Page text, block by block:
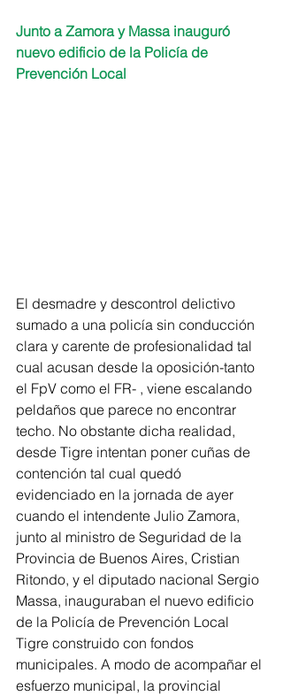
Junto a Zamora y Massa inauguró
nuevo edificio de la Policía de
Prevención Local
El desmadre y descontrol delictivo
sumado a una policía sin conducción
clara y carente de profesionalidad tal
cual acusan desde la oposición-tanto
el FpV como el FR- , viene escalando
peldaños que parece no encontrar
techo. No obstante dicha realidad,
desde Tigre intentan poner cuñas de
contención tal cual quedó
evidenciado en la jornada de ayer
cuando el intendente Julio Zamora,
junto al ministro de Seguridad de la
Provincia de Buenos Aires, Cristian
Ritondo, y el diputado nacional Sergio
Massa, inauguraban el nuevo edificio
de la Policía de Prevención Local
Tigre construido con fondos
municipales. A modo de acompañar el
esfuerzo municipal, la provincial